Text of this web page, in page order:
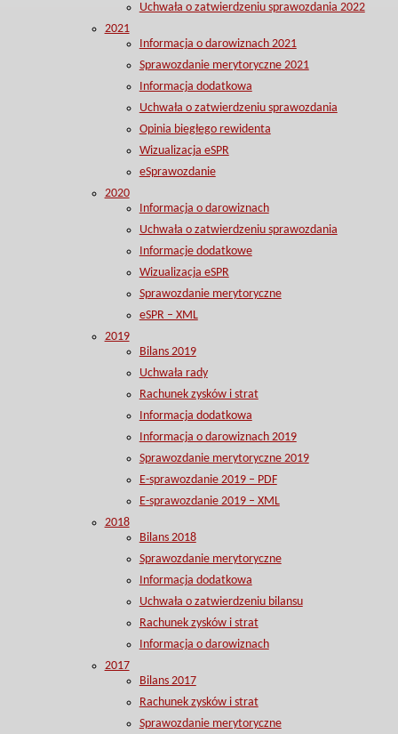
Uchwała o zatwierdzeniu sprawozdania 2022
2021
Informacja o darowiznach 2021
Sprawozdanie merytoryczne 2021
Informacja dodatkowa
Uchwała o zatwierdzeniu sprawozdania
Opinia biegłego rewidenta
Wizualizacja eSPR
eSprawozdanie
2020
Informacja o darowiznach
Uchwała o zatwierdzeniu sprawozdania
Informacje dodatkowe
Wizualizacja eSPR
Sprawozdanie merytoryczne
eSPR – XML
2019
Bilans 2019
Uchwała rady
Rachunek zysków i strat
Informacja dodatkowa
Informacja o darowiznach 2019
Sprawozdanie merytoryczne 2019
E-sprawozdanie 2019 – PDF
E-sprawozdanie 2019 – XML
2018
Bilans 2018
Sprawozdanie merytoryczne
Informacja dodatkowa
Uchwała o zatwierdzeniu bilansu
Rachunek zysków i strat
Informacja o darowiznach
2017
Bilans 2017
Rachunek zysków i strat
Sprawozdanie merytoryczne